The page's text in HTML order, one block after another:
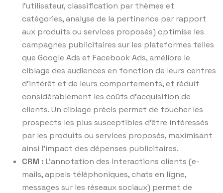
l’utilisateur, classification par thèmes et
catégories, analyse de la pertinence par rapport
aux produits ou services proposés) optimise les
campagnes publicitaires sur les plateformes telles
que Google Ads et Facebook Ads, améliore le
ciblage des audiences en fonction de leurs centres
d’intérêt et de leurs comportements, et réduit
considérablement les coûts d’acquisition de
clients. Un ciblage précis permet de toucher les
prospects les plus susceptibles d’être intéressés
par les produits ou services proposés, maximisant
ainsi l’impact des dépenses publicitaires.
CRM : L’annotation des interactions clients (e-
mails, appels téléphoniques, chats en ligne,
messages sur les réseaux sociaux) permet de